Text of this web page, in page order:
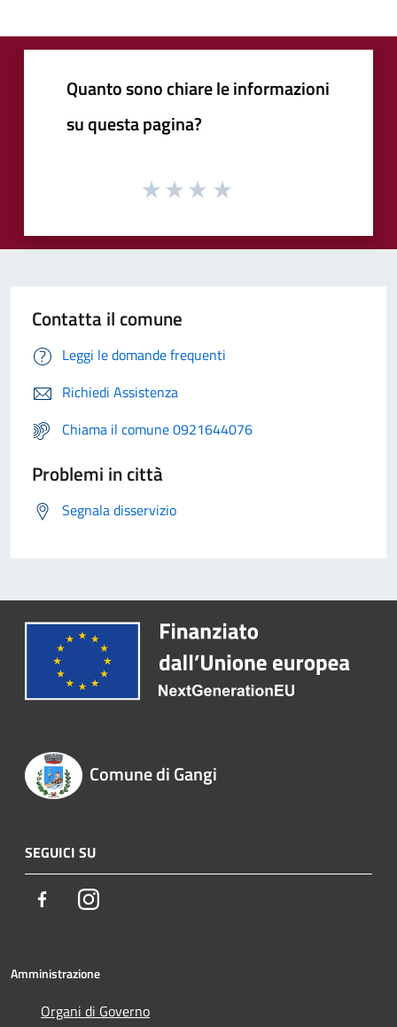
Quanto sono chiare le informazioni
su questa pagina?
Contatta il comune
Leggi le domande frequenti
Richiedi Assistenza
Chiama il comune 0921644076
Problemi in città
Segnala disservizio
Comune di Gangi
SEGUICI SU
FacebookInstagram
Amministrazione
Organi di Governo